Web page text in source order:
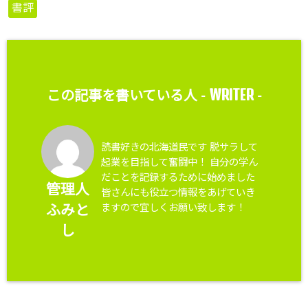
書評
この記事を書いている人 - WRITER-
管理人
ふみと
し
読書好きの北海道民です 脱サラして
起業を目指して奮闘中！ 自分の学ん
だことを記録するために始めました
皆さんにも役立つ情報をあげていき
ますので宜しくお願い致します！